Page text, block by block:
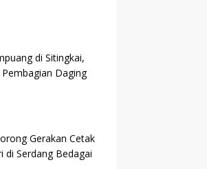
di Sitingkai,
Daging
Gerakan Cetak
di Serdang Bedagai